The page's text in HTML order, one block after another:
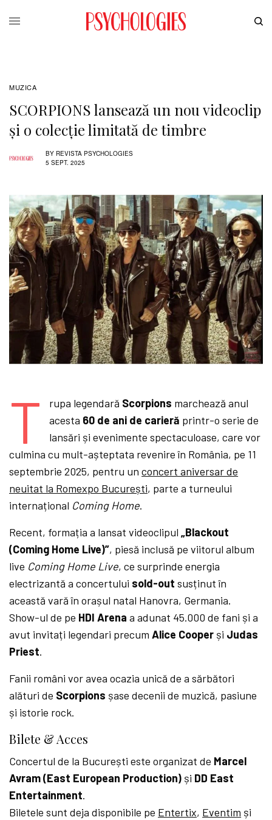
MUZICA
SCORPIONS lansează un nou videoclip
și o colecție limitată de timbre
BY REVISTA PSYCHOLOGIES
5 SEPT. 2025
T rupa legendară Scorpions marchează anul
acesta 60 de ani de carieră printr-o serie de
lansări și evenimente spectaculoase, care vor
culmina cu mult-așteptata revenire în România, pe 11
septembrie 2025, pentru unconcert aniversar de
neuitat la Romexpo București, parte a turneului
internațional Coming Home.
Recent, formația a lansat videoclipul„Blackout
(Coming Home Live)”, piesă inclusă pe viitorul album
live Coming Home Live, ce surprinde energia
electrizantă a concertului sold-out susținut în
această vară în orașul natal Hanovra, Germania.
Show-ul de pe HDI Arena a adunat 45.000 de fani și a
avut invitați legendari precumAlice Cooper și Judas
Priest.
Fanii români vor avea ocazia unică de a sărbători
alături de Scorpions șase decenii de muzică, pasiune
și istorie rock.
Bilete & Acces
Concertul de la București este organizat de Marcel
Avram (East European Production) și DD East
Entertainment.
Biletele sunt deja disponibile pe Entertix, Eventim și